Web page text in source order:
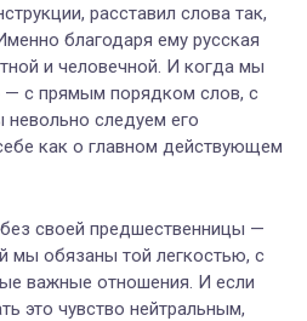
расставил слова так,
благодаря ему русская
и человечной. И когда мы
— с прямым порядком слов, с
следуем его
как о главном действующем
своей предшественницы —
мы обязаны той легкостью, с
важные отношения. И если
это чувство нейтральным,